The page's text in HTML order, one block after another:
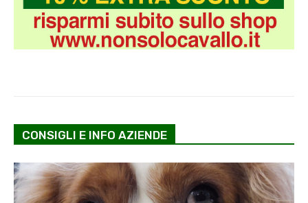
CONSIGLI E INFO AZIENDE